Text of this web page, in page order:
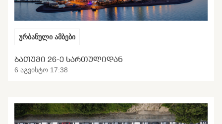
ურბანული ამბები
ᲑᲐᲗᲣᲛᲘ 26-Ე ᲡᲐᲠᲗᲣᲚᲘᲓᲐᲜ
6 აგვისტო 17:38